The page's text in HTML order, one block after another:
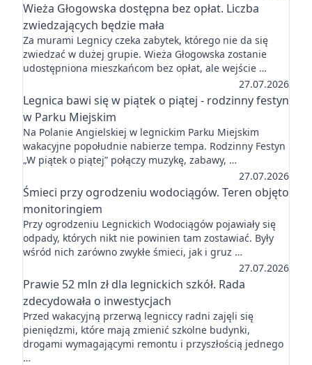
Wieża Głogowska dostępna bez opłat. Liczba
zwiedzających będzie mała
Za murami Legnicy czeka zabytek, którego nie da się
zwiedzać w dużej grupie. Wieża Głogowska zostanie
udostępniona mieszkańcom bez opłat, ale wejście …
27.07.2026
Legnica bawi się w piątek o piątej - rodzinny festyn
w Parku Miejskim
Na Polanie Angielskiej w legnickim Parku Miejskim
wakacyjne popołudnie nabierze tempa. Rodzinny Festyn
„W piątek o piątej” połączy muzykę, zabawy, …
27.07.2026
Śmieci przy ogrodzeniu wodociągów. Teren objęto
monitoringiem
Przy ogrodzeniu Legnickich Wodociągów pojawiały się
odpady, których nikt nie powinien tam zostawiać. Były
wśród nich zarówno zwykłe śmieci, jak i gruz …
27.07.2026
Prawie 52 mln zł dla legnickich szkół. Rada
zdecydowała o inwestycjach
Przed wakacyjną przerwą legniccy radni zajęli się
pieniędzmi, które mają zmienić szkolne budynki,
drogami wymagającymi remontu i przyszłością jednego
…